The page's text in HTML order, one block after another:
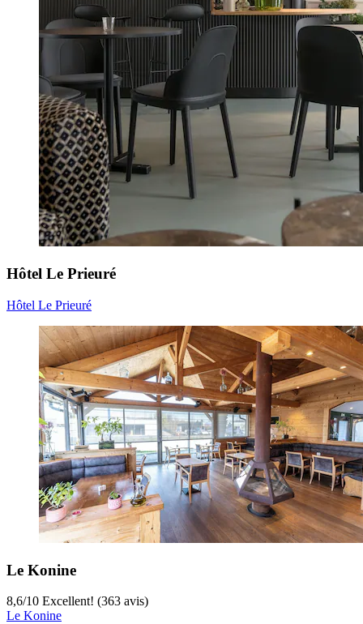
Hôtel Le Prieuré
Hôtel Le Prieuré
Le Konine
8,6/10 Excellent! (363 avis)
Le Konine